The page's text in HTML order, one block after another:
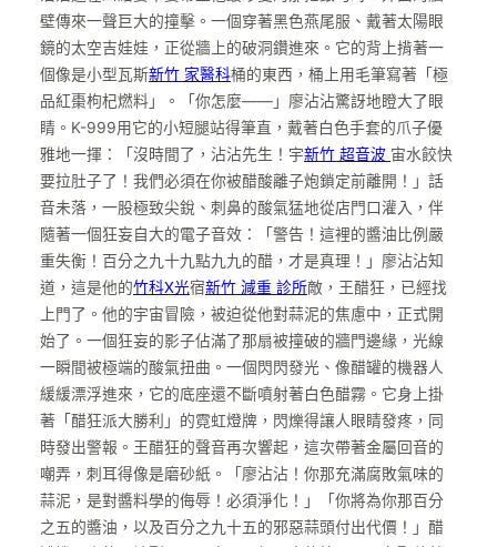
壁傳來一聲巨大的撞擊。一個穿著黑色燕尾服、戴著太陽眼
鏡的太空吉娃娃，正從牆上的破洞鑽進來。它的背上揹著一
個像是小型瓦斯新竹 家醫科桶的東西，桶上用毛筆寫著「極
品紅棗枸杞燃料」。「你怎麼——」廖沾沾驚訝地瞪大了眼
睛。K-999用它的小短腿站得筆直，戴著白色手套的爪子優
雅地一揮：「沒時間了，沾沾先生！宇新竹 超音波 宙水餃快
要拉肚子了！我們必須在你被醋酸離子炮鎖定前離開！」話
音未落，一股極致尖銳、刺鼻的酸氣猛地從店門口灌入，伴
隨著一個狂妄自大的電子音效：「警告！這裡的醬油比例嚴
重失衡！百分之九十九點九九的醋，才是真理！」廖沾沾知
道，這是他的竹科X光宿新竹 減重 診所敵，王醋狂，已經找
上門了。他的宇宙冒險，被迫從他對蒜泥的焦慮中，正式開
始了。一個狂妄的影子佔滿了那扇被撞破的牆門邊緣，光線
一瞬間被極端的酸氣扭曲。一個閃閃發光、像醋罐的機器人
緩緩漂浮進來，它的底座還不斷噴射著白色醋霧。它身上掛
著「醋狂派大勝利」的霓虹燈牌，閃爍得讓人眼睛發疼，同
時發出警報。王醋狂的聲音再次響起，這次帶著金屬回音的
嘲弄，刺耳得像是磨砂紙。「廖沾沾！你那充滿腐敗氣味的
蒜泥，是對醬料學的侮辱！必須淨化！」「你將為你那百分
之五的醬油，以及百分之九十五的邪惡蒜頭付出代價！」醋